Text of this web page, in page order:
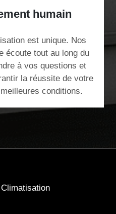
humain
est unique. Nos
écoute tout au long du
à vos questions et
la réussite de votre
conditions.